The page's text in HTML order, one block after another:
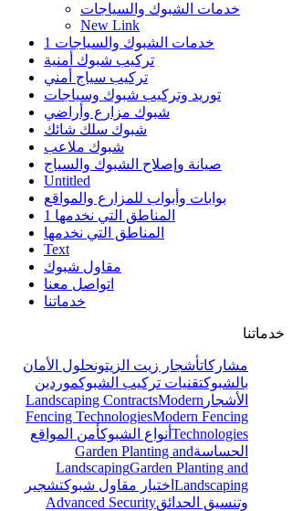
خدمات الشبوك والسياجات
New Link
خدمات الشبوك والسياجات 1
تركيب شبوك أمنية
تركيب سياج أمني
توريد وتركيب شبوك وسياجات
شبوك مزارع وأراضي
شبوك سلك شائك
شبوك ملاعب
صيانة وإصلاح الشبوك والسياج
Untitled
بوابات وأبواب للمزارع والمواقع
المناطق التي نخدمها 1
المناطق التي نخدمها
Text
مقاول شبوك
اتواصل معنا
خدماتنا
خدماتنا
مشاركاتأشجار زيت الزيتونحلول الأمان
بالشبوكتقنيات تركيب الشبوكموردين
الأشجار
Landscaping ContractsModern
Fencing TechnologiesModern Fencing
Technologies أنواع الشبوكأمن المواقع
الحساسةGarden Planting and
LandscapingGarden Planting and
Landscaping اختيار مقاول شبوكتشجير
وتنسيق الحدائقAdvanced Security